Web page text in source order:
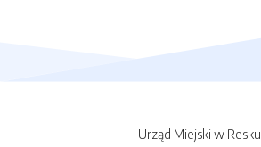
Urząd Miejski w Resku